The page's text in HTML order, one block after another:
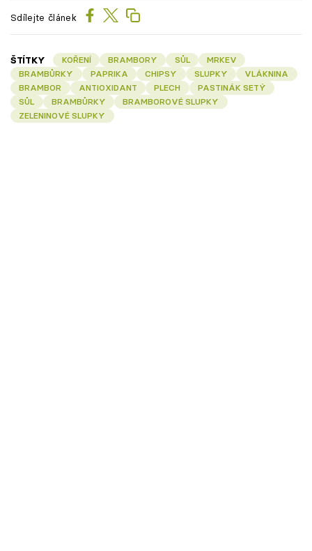
Sdílejte článek
ŠTÍTKY KOŘENÍ BRAMBORY SŮL
MRKEV
BRAMBŮRKY
PAPRIKA CHIPSY SLUPKY
VLÁKNINA
BRAMBOR
ANTIOXIDANT PLECH
PASTINÁK SETÝ
SŮL
BRAMBŮRKY
BRAMBOROVÉ SLUPKY
ZELENINOVÉ SLUPKY